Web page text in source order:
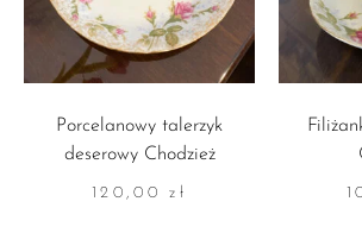
Porcelanowy talerzyk
deserowy Chodzież
120,00zł